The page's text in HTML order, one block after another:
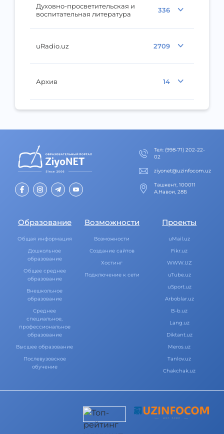
Духовно-просветительская и
воспитательная литература
336
uRadio.uz 2709
Архив 14
Тел: (998-71) 202-22-
02
ziyonet@uzinfocom.uz
Ташкент, 100011
А.Навои, 28Б
Образование
Общая информация
Дошкольное
образование
Общее среднее
образование
Внешкольное
образование
Среднее
специальное,
профессиональное
образование
Высшее образование
Послевузовское
обучение
Возможности
Возможности
Создание сайтов
Хостинг
Подключение к сети
Проекты
uMail.uz
Fikr.uz
WWW.UZ
uTube.uz
uSport.uz
Arboblar.uz
B-b.uz
Lang.uz
Diktant.uz
Meros.uz
Tanlov.uz
Chakchak.uz